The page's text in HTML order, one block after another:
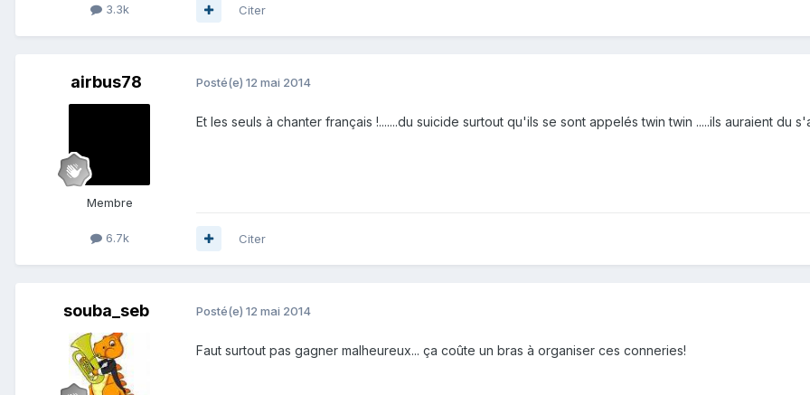
3.3k Citer
airbus78
Membre
6.7k
Posté(e) 12 mai 2014
Et les seuls à chanter français !.......du suicide surtout qu'ils se sont appelés twin twin .....ils auraient du
Citer
souba_seb Posté(e) 12 mai 2014
Faut surtout pas gagner malheureux... ça coûte un bras à organiser ces conneries!